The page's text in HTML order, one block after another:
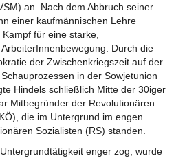
an. Nach dem Abbruch seiner
einer kaufmännischen Lehre
für eine starke,
Durch die
der Zwischenkriegszeit auf der
in der Sowjetunion
Hindels schließlich Mitte der 30iger
Mitbegründer der Revolutionären
die im Untergrund im engen
Sozialisten (RS) standen.
enger zog, wurde